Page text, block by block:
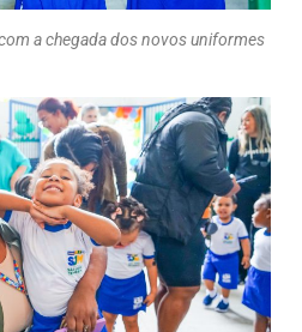
a chegada dos novos uniformes